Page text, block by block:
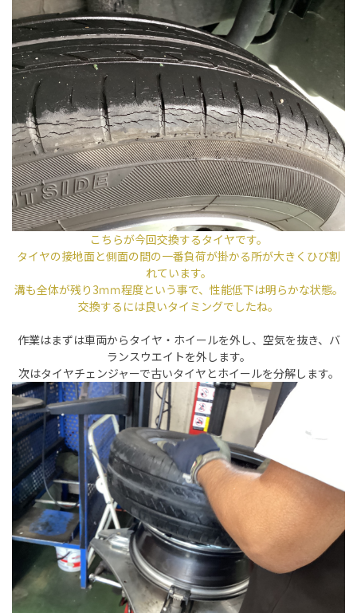
こちらが今回交換するタイヤです。
タイヤの接地面と側面の間の一番負荷が掛かる所が大きくひび割
れています。
溝も全体が残り3ｍｍ程度という事で、性能低下は明らかな状態。
交換するには良いタイミングでしたね。
作業はまずは車両からタイヤ・ホイールを外し、空気を抜き、バ
ランスウエイトを外します。
次はタイヤチェンジャーで古いタイヤとホイールを分解します。